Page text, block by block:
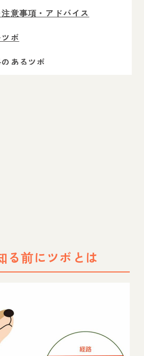
意事項・アドバイス
ボ
あるツボ
る前にツボとは